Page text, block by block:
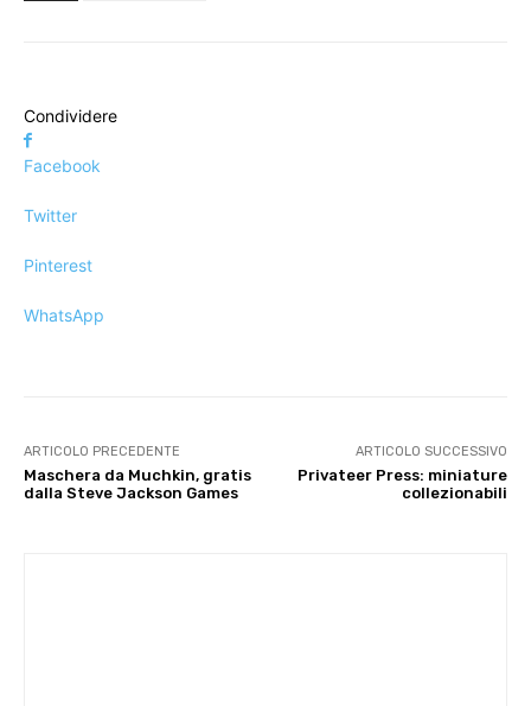
Condividere
Facebook
Twitter
Pinterest
WhatsApp
ARTICOLO PRECEDENTE
Maschera da Muchkin, gratis
dalla Steve Jackson Games
ARTICOLO SUCCESSIVO
Privateer Press: miniature
collezionabili